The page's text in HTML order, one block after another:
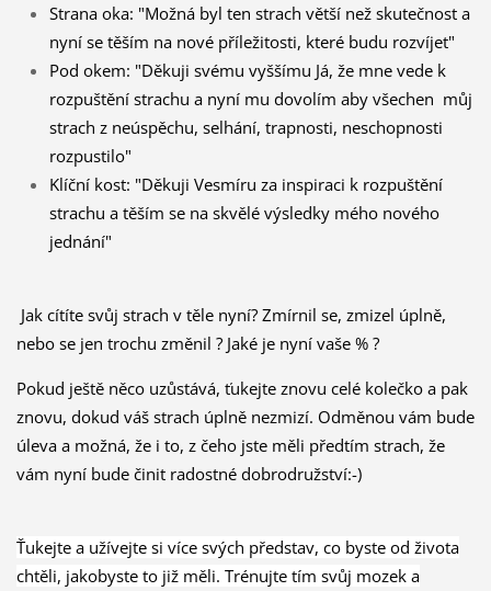
Strana oka: "Možná byl ten strach větší než skutečnost a
nyní se těším na nové příležitosti, které budu rozvíjet"
Pod okem: "Děkuji svému vyššímu Já, že mne vede k
rozpuštění strachu a nyní mu dovolím aby všechen můj
strach z neúspěchu, selhání, trapnosti, neschopnosti
rozpustilo"
Klíční kost: "Děkuji Vesmíru za inspiraci k rozpuštění
strachu a těším se na skvělé výsledky mého nového
jednání"
Jak cítíte svůj strach v těle nyní? Zmírnil se, zmizel úplně,
nebo se jen trochu změnil ? Jaké je nyní vaše % ?
Pokud ještě něco uzůstává, ťukejte znovu celé kolečko a pak
znovu, dokud váš strach úplně nezmizí. Odměnou vám bude
úleva a možná, že i to, z čeho jste měli předtím strach, že
vám nyní bude činit radostné dobrodružství:-)
Ťukejte a užívejte si více svých představ, co byste od života
chtěli, jakobyste to již měli. Trénujte tím svůj mozek a